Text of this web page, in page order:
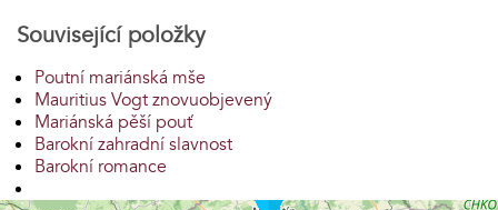
Související položky
Poutní mariánská mše
Mauritius Vogt znovuobjevený
Mariánská pěší pouť
Barokní zahradní slavnost
Barokní romance